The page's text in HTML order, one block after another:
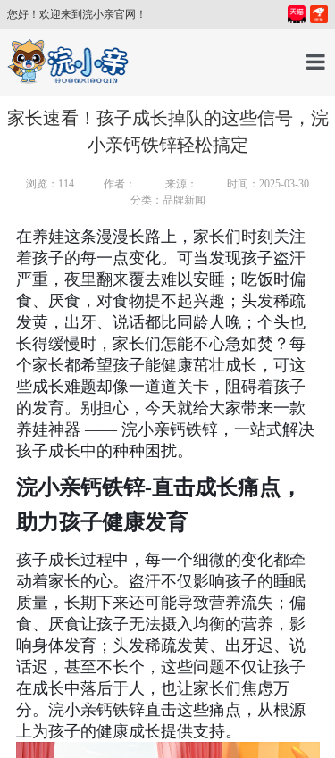
您好！欢迎来到浣小亲官网！
首
家长速看！孩子成长掉队的这些信号，浣
小亲钙铁锌轻松搞定
浏览： 114 作者： 来源：
时间：2025-03-30
分类：品牌新闻
在养娃这条漫漫长路上，家长们时刻关注
着孩子的每一点变化。可当发现孩子盗汗
严重，夜里翻来覆去难以安睡；吃饭时偏
食、厌食，对食物提不起兴趣；头发稀疏
发黄，出牙、说话都比同龄人晚；个头也
长得缓慢时，家长们怎能不心急如焚？每
个家长都希望孩子能健康茁壮成长，可这
些成长难题却像一道道关卡，阻碍着孩子
的发育。别担心，今天就给大家带来一款
养娃神器 —— 浣小亲钙铁锌，一站式解决
孩子成长中的种种困扰。
浣小亲钙铁锌-直击成长痛点，
助力孩子健康发育
孩子成长过程中，每一个细微的变化都牵
动着家长的心。盗汗不仅影响孩子的睡眠
质量，长期下来还可能导致营养流失；偏
食、厌食让孩子无法摄入均衡的营养，影
响身体发育；头发稀疏发黄、出牙迟、说
话迟，甚至不长个，这些问题不仅让孩子
在成长中落后于人，也让家长们焦虑万
分。浣小亲钙铁锌直击这些痛点，从根源
上为孩子的健康成长提供支持。